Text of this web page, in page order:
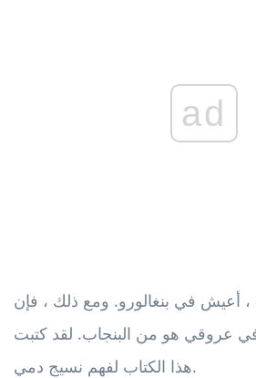
ad
أعيش في بنغالورو. ومع ذلك ، فإن
في عروقي هو من البنجاب. لقد كتبت
هذا الكتاب لفهم نسيج دمي.